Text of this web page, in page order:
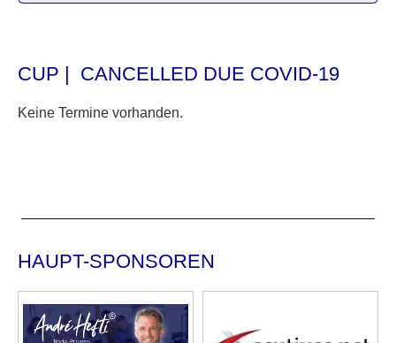
CUP | CANCELLED DUE COVID-19
Keine Termine vorhanden.
HAUPT-SPONSOREN